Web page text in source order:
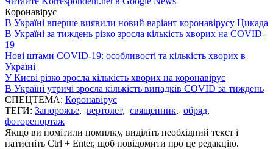
Коронавірус
В Україні вперше виявили новий варіант коронавірусу Цикада
В Україні за тиждень різко зросла кількість хворих на COVID-
19
Нові штами COVID-19: особливості та кількість хворих в
Україні
У Києві різко зросла кількість хворих на коронавірус
В Україні утричі зросла кількість випадків COVID за тиждень
СПЕЦТЕМА: Коронавірус
ТЕГИ: Запорожье, вертолет, священник, обряд,
фоторепортаж
Якщо ви помітили помилку, виділіть необхідний текст і
натисніть Ctrl + Enter, щоб повідомити про це редакцію.